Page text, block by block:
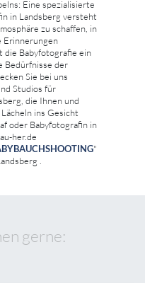
Eine spezialisierte
in Landsberg versteht
zu schaffen, in
Erinnerungen
Babyfotografie ein
Bedürfnisse der
Sie bei uns
Studios für
die Ihnen und
ins Gesicht
oder Babyfotografin in
her.de
"
.
gerne: